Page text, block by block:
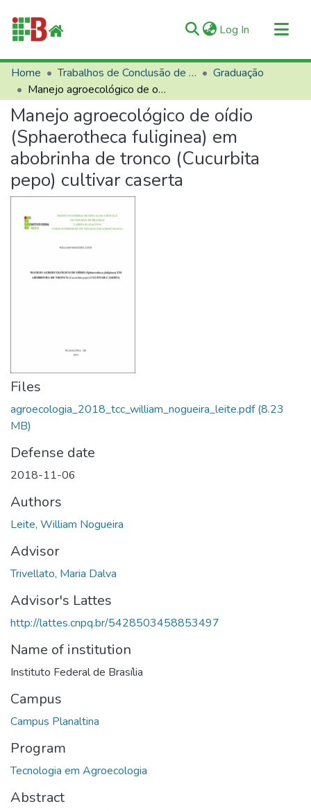
Log In (current)
Communities & Collections
All of RIIFB
Manuals and Terms
Statistics
About RIIFB
Help
Home Trabalhos de Conclusão de Curso (TCCs)
Graduação
Manejo agroecológico de oídio (Sphaerotheca fuliginea) em abobrinha de tronco (Cucurbita pepo) cultivar caserta
Manejo agroecológico de oídio
(Sphaerotheca fuliginea) em
abobrinha de tronco (Cucurbita
pepo) cultivar caserta
Files
agroecologia_2018_tcc_william_nogueira_leite.pdf(8.23
MB)
Defense date
2018-11-06
Authors
Leite, William Nogueira
Advisor
Trivellato, Maria Dalva
Advisor's Lattes
http://lattes.cnpq.br/5428503458853497
Name of institution
Instituto Federal de Brasília
Campus
Campus Planaltina
Program
Tecnologia em Agroecologia
Abstract